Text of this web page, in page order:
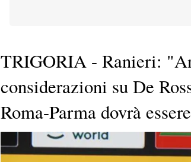
TRIGORIA - Ranieri:
considerazioni su De
Roma-Parma dovrà